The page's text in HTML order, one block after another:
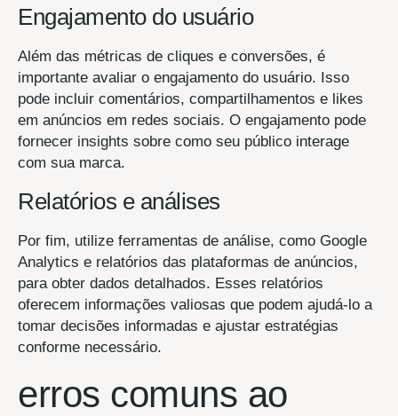
Engajamento do usuário
Além das métricas de cliques e conversões, é
importante avaliar o engajamento do usuário. Isso
pode incluir comentários, compartilhamentos e likes
em anúncios em redes sociais. O engajamento pode
fornecer insights sobre como seu público interage
com sua marca.
Relatórios e análises
Por fim, utilize ferramentas de análise, como Google
Analytics e relatórios das plataformas de anúncios,
para obter dados detalhados. Esses relatórios
oferecem informações valiosas que podem ajudá-lo a
tomar decisões informadas e ajustar estratégias
conforme necessário.
erros comuns ao